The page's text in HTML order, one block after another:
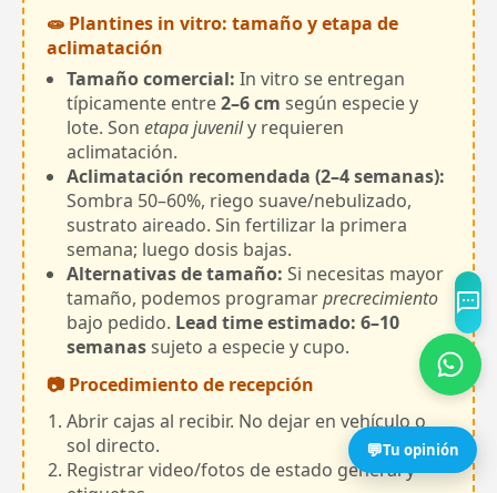
🧫 Plantines in vitro: tamaño y etapa de
aclimatación
Tamaño comercial: In vitro se entregan
típicamente entre2–6 cm según especie y
lote. Son etapa juvenily requieren
aclimatación.
Aclimatación recomendada (2–4 semanas):
Sombra 50–60%, riego suave/nebulizado,
sustrato aireado. Sin fertilizar la primera
semana; luego dosis bajas.
Alternativas de tamaño: Si necesitas mayor
tamaño, podemos programarprecrecimiento
bajo pedido. Lead time estimado: 6–10
semanassujeto a especie y cupo.
📷 Procedimiento de recepción
Abrir cajas al recibir. No dejar en vehículo o
sol directo.
Registrar video/fotos de estado general y
💬Tu opinión